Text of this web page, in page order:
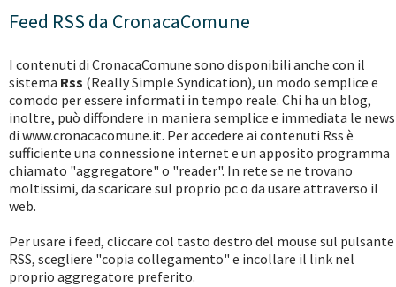
Feed RSS da CronacaComune
I contenuti di CronacaComune sono disponibili anche con il
sistema Rss (Really Simple Syndication), un modo semplice e
comodo per essere informati in tempo reale. Chi ha un blog,
inoltre, può diffondere in maniera semplice e immediata le news
di www.cronacacomune.it. Per accedere ai contenuti Rss è
sufficiente una connessione internet e un apposito programma
chiamato "aggregatore" o "reader". In rete se ne trovano
moltissimi, da scaricare sul proprio pc o da usare attraverso il
web.
Per usare i feed, cliccare col tasto destro del mouse sul pulsante
RSS, scegliere "copia collegamento" e incollare il link nel
proprio aggregatore preferito.